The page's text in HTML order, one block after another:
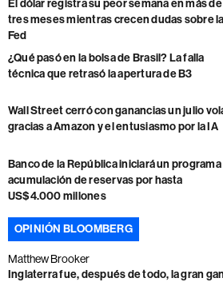
El dólar registra su peor semana en más de
tres meses mientras crecen dudas sobre la
Fed
¿Qué pasó en la bolsa de Brasil? La falla
técnica que retrasó la apertura de B3
Wall Street cerró con ganancias un julio
gracias a Amazon y el entusiasmo por la IA
Banco de la República iniciará un programa
acumulación de reservas por hasta
US$4.000 millones
OPINIÓN BLOOMBERG
Matthew Brooker
Inglaterra fue, después de todo, la gran